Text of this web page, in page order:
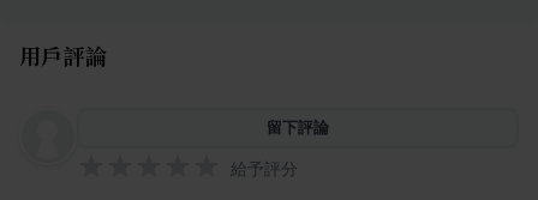
用戶評論
留下評論
給予評分